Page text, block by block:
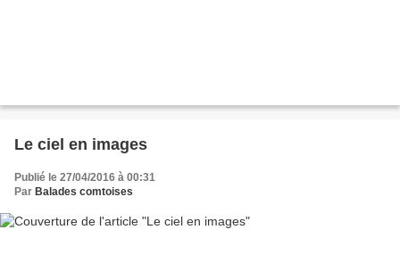
Le ciel en images
Publié le 27/04/2016 à 00:31
Par Balades comtoises